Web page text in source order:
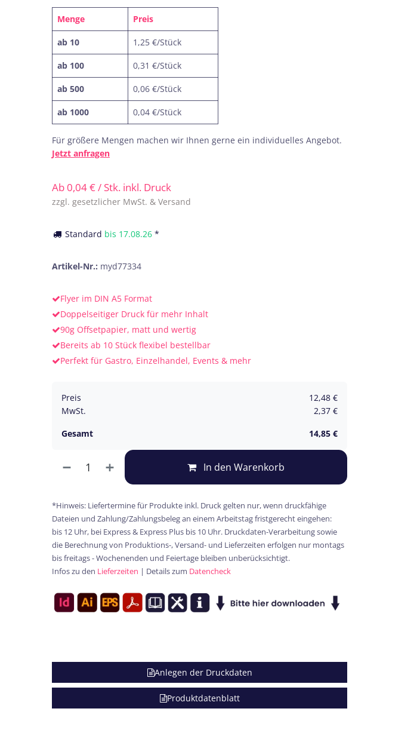
Menge Preis
ab 10 1,25 €/Stück
ab 100 0,31 €/Stück
ab 500 0,06 €/Stück
ab 1000 0,04 €/Stück
Für größere Mengen machen wir Ihnen gerne ein individuelles Angebot.
Jetzt anfragen
Ab 0,04€/ Stk. inkl. Druck
zzgl. gesetzlicher MwSt. & Versand
Standard bis 17.08.26 *
Artikel-Nr.: myd77334
Flyer im DIN A5 Format
Doppelseitiger Druck für mehr Inhalt
90g Offsetpapier, matt und wertig
Bereits ab 10 Stück flexibel bestellbar
Perfekt für Gastro, Einzelhandel, Events & mehr
Preis 12,48 €
MwSt.
2,37 €
Gesamt
14,85 €
In den Warenkorb
*Hinweis: Liefertermine für Produkte inkl. Druck gelten nur, wenn druckfähige
Dateien und Zahlung/Zahlungsbeleg an einem Arbeitstag fristgerecht eingehen:
bis 12 Uhr, bei Express & Express Plus bis 10 Uhr. Druckdaten-Verarbeitung sowie
die Berechnung von Produktions-, Versand- und Lieferzeiten erfolgen nur montags
bis freitags - Wochenenden und Feiertage bleiben unberücksichtigt.
Infos zu den Lieferzeiten | Details zum Datencheck
Anlegen der Druckdaten
Produktdatenblatt